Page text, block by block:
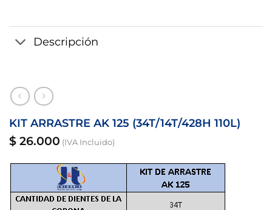
Descripción
KIT ARRASTRE AK 125 (34T/14T/428H 110L)
$ 26.000 (IVA Incluido)